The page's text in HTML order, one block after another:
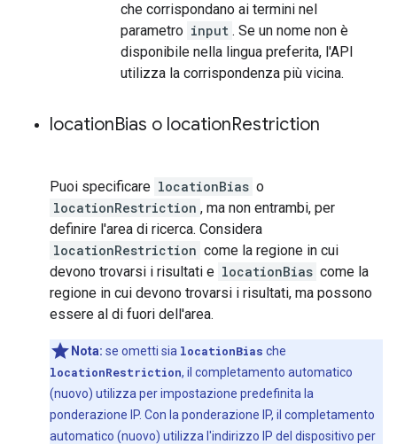
che corrispondano ai termini nel
parametro input . Se un nome non è
disponibile nella lingua preferita, l'API
utilizza la corrispondenza più vicina.
locationBias o locationRestriction
Puoi specificare locationBias o
locationRestriction , ma non entrambi, per
definire l'area di ricerca. Considera
locationRestriction come la regione in cui
devono trovarsi i risultati e locationBias come la
regione in cui devono trovarsi i risultati, ma possono
essere al di fuori dell'area.
Nota: se ometti sia locationBias che
locationRestriction, il completamento automatico
(nuovo) utilizza per impostazione predefinita la
ponderazione IP. Con la ponderazione IP, il completamento
automatico (nuovo) utilizza l'indirizzo IP del dispositivo per